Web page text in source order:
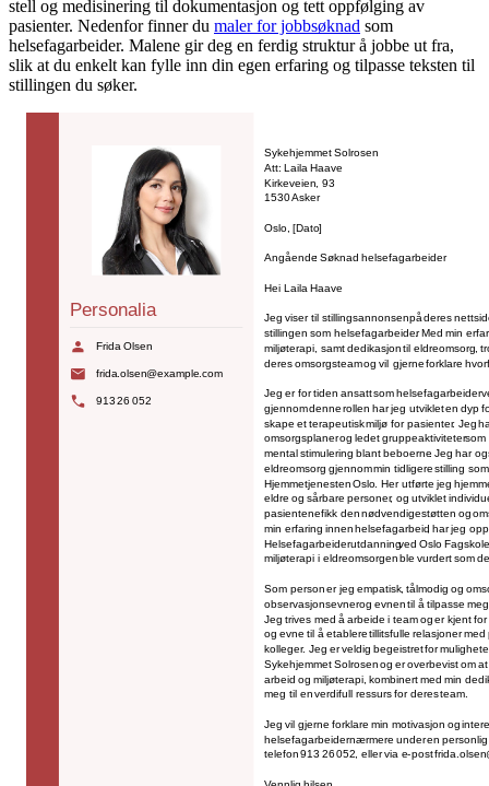
stell og medisinering til dokumentasjon og tett oppfølging av
pasienter. Nedenfor finner du maler for jobbsøknad som
helsefagarbeider. Malene gir deg en ferdig struktur å jobbe ut fra,
slik at du enkelt kan fylle inn din egen erfaring og tilpasse teksten til
stillingen du søker.